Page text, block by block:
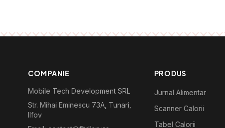
COMPANIE
Mobile Tech Development SRL
Str. Mihai Eminescu 73A, Tunari,
Ilfov
PRODUS
Jurnal Alimentar
Scanner Calorii
Tabel Calorii